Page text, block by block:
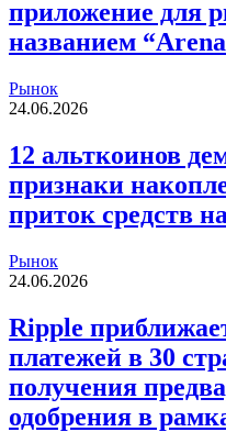
приложение для
названием
Рынок
24.06.2026
12 альткоинов
признаки
приток средств
Рынок
24.06.2026
Ripple
платежей в 30
получения
одобрения в